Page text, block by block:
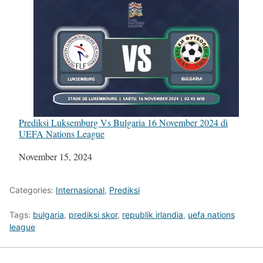
Prediksi Luksemburg Vs Bulgaria 16 November 2024 di
UEFA Nations League
Tanggal
November 15, 2024
Categories: Internasional, Prediksi
Tags: bulgaria, prediksi skor, republik irlandia, uefa nations
league